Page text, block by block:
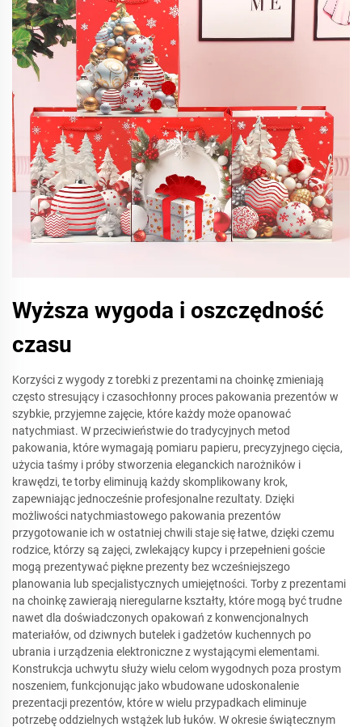
Wyższa wygoda i oszczędność
czasu
Korzyści z wygody z torebki z prezentami na choinkę zmieniają
często stresujący i czasochłonny proces pakowania prezentów w
szybkie, przyjemne zajęcie, które każdy może opanować
natychmiast. W przeciwieństwie do tradycyjnych metod
pakowania, które wymagają pomiaru papieru, precyzyjnego cięcia,
użycia taśmy i próby stworzenia eleganckich narożników i
krawędzi, te torby eliminują każdy skomplikowany krok,
zapewniając jednocześnie profesjonalne rezultaty. Dzięki
możliwości natychmiastowego pakowania prezentów
przygotowanie ich w ostatniej chwili staje się łatwe, dzięki czemu
rodzice, którzy są zajęci, zwlekający kupcy i przepełnieni goście
mogą prezentywać piękne prezenty bez wcześniejszego
planowania lub specjalistycznych umiejętności. Torby z prezentami
na choinkę zawierają nieregularne kształty, które mogą być trudne
nawet dla doświadczonych opakowań z konwencjonalnych
materiałów, od dziwnych butelek i gadżetów kuchennych po
ubrania i urządzenia elektroniczne z wystającymi elementami.
Konstrukcja uchwytu służy wielu celom wygodnych poza prostym
noszeniem, funkcjonując jako wbudowane udoskonalenie
prezentacji prezentów, które w wielu przypadkach eliminuje
potrzebę oddzielnych wstążek lub łuków. W okresie świątecznym